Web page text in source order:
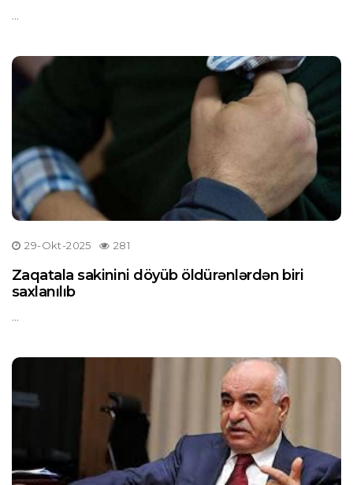
...
29-Okt-2025 281
Zaqatala sakinini döyüb öldürənlərdən biri
saxlanılıb
...